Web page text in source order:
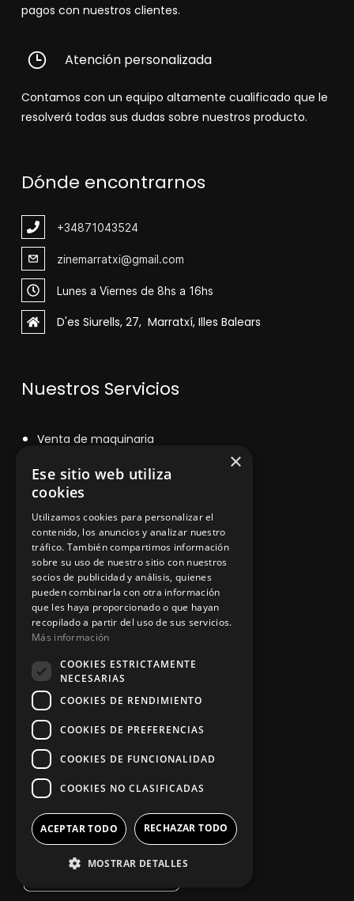
pagos con nuestros clientes.
Atención personalizada
Contamos con un equipo altamente cualificado que le
resolverá todas sus dudas sobre nuestros producto.
Dónde encontrarnos
+34871043524
zinemarratxi@gmail.com
Lunes a Viernes de 8hs a 16hs
D'es Siurells, 27, Marratxí, Illes Balears
Nuestros Servicios
Venta de maquinaria
Asesoramiento personalizado
Instalación y reparación
Contacto
Información legal
Aviso legal
App Zine Hostelería
×
Ese sitio web utiliza
cookies
Utilizamos cookies para personalizar el
contenido, los anuncios y analizar nuestro
tráfico. También compartimos información
sobre su uso de nuestro sitio con nuestros
socios de publicidad y análisis, quienes
pueden combinarla con otra información
que les haya proporcionado o que hayan
recopilado a partir del uso de sus servicios.
Más información
COOKIES ESTRICTAMENTE
NECESARIAS
COOKIES DE RENDIMIENTO
COOKIES DE PREFERENCIAS
COOKIES DE FUNCIONALIDAD
COOKIES NO CLASIFICADAS
ACEPTAR TODO RECHAZAR TODO
MOSTRAR DETALLES